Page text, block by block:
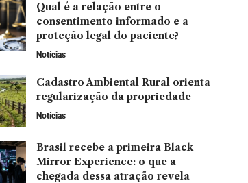
Qual é a relação entre o
consentimento informado e a
proteção legal do paciente?
Notícias
Cadastro Ambiental Rural orienta
regularização da propriedade
Notícias
Brasil recebe a primeira Black
Mirror Experience: o que a
chegada dessa atração revela